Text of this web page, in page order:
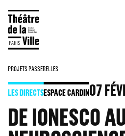
PROJETS PASSERELLES
LES DIRECTSESPACE CARDIN07
DE IONESCO